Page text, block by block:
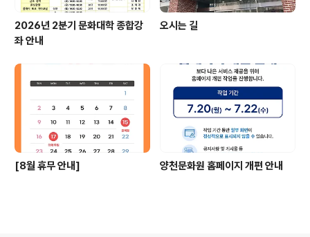
2026년 2분기 문화대학 종합강
좌 안내
오시는 길
[8월 휴무 안내] 양천문화원 홈페이지 개편 안내